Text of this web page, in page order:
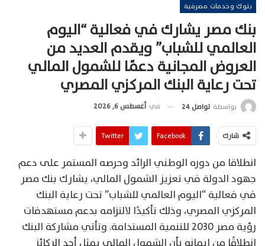
بنوك وخدمات مصرفية
بنك مصر يشارك في فعالية “اليوم
العالمي للشباب” ويقدم العديد من
العروض المجانية دعمًا للشمول المالي
تحت رعاية البنك المركزي المصري
بواسطة تواصل 24 في أغسطس 6, 2026
شارك Facebook
Twitter
انطلاقا من دوره الوطني الرائد وحرصه المستمر على دعم
جهود الدولة في تعزيز الشمول المالي، يشارك بنك مصر
في فعالية “اليوم العالمي للشباب” تحت رعاية البنك
المركزي المصري، وذلك تأكيدًا لالتزامه بدعم مستهدفات
رؤية مصر 2030 للتنمية المستدامة. وتأتي مشاركة البنك